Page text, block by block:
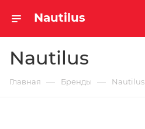
Nautilus
Nautilus
Главная — Бренды — Nautilus